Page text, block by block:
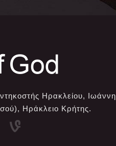
Ηρακλείου, Ιωάννη
Ηράκλειο Κρήτης.